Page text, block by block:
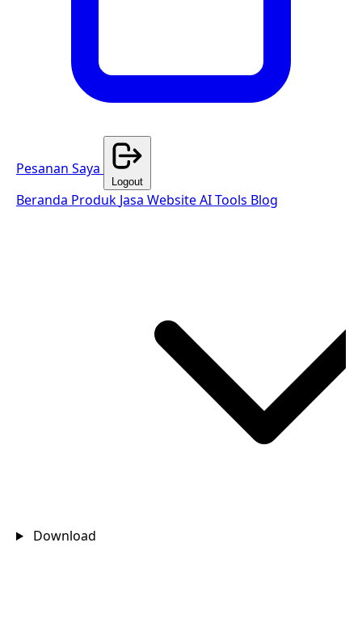
Pesanan Saya
Logout
Beranda Produk Jasa WebsiteAI Tools Blog
Download